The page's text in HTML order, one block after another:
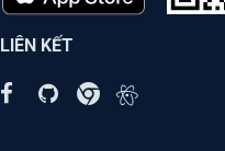
LIÊN KẾT